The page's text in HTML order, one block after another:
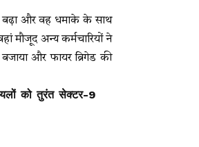
बढ़ा और वह धमाके के साथ
मौजूद अन्य कर्मचारियों ने
और फायर ब्रिगेड की
को तुरंत सेक्टर-9